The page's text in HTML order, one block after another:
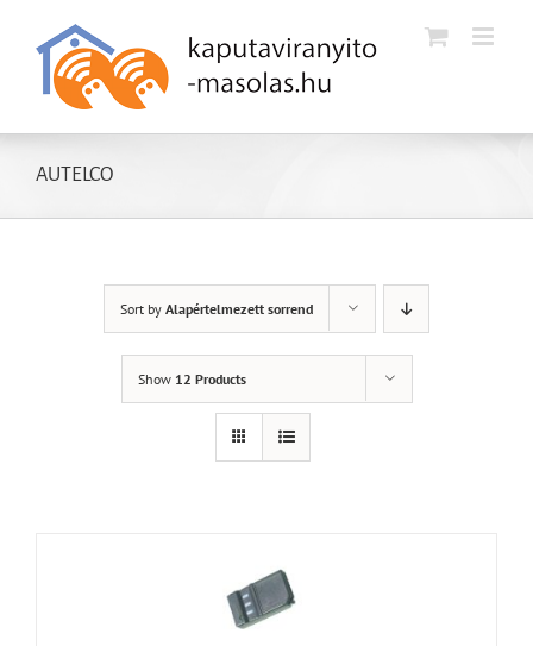
Kihagyás
AUTELCO
Sort by Alapértelmezett sorrend
Show 12 Products